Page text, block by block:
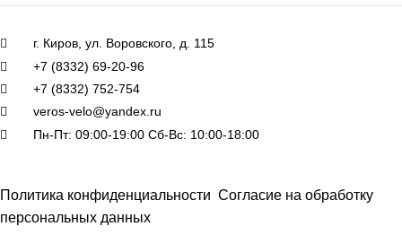
г. Киров, ул. Воровского, д. 115
+7 (8332) 69-20-96
+7 (8332) 752-754
veros-velo@yandex.ru
Пн-Пт: 09:00-19:00 Сб-Вс: 10:00-18:00
Политика конфиденциальности Согласие на обработку
персональных данных